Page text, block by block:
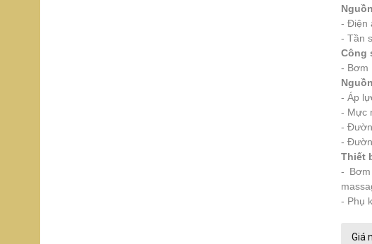
- Điện
- Tần
Công
- Bơm
- Áp
- Mực
-
-
Thiết
-
- Phụ
Giá